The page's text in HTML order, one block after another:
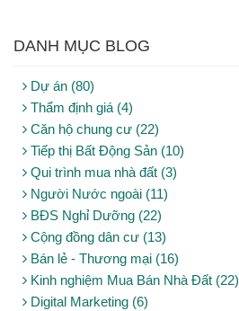
DANH MỤC BLOG
Dự án (80)
Thẩm định giá (4)
Căn hộ chung cư (22)
Tiếp thị Bất Động Sản (10)
Qui trình mua nhà đất (3)
Người Nước ngoài (11)
BĐS Nghỉ Dưỡng (22)
Cộng đồng dân cư (13)
Bán lẻ - Thương mại (16)
Kinh nghiệm Mua Bán Nhà Đất (22)
Digital Marketing (6)